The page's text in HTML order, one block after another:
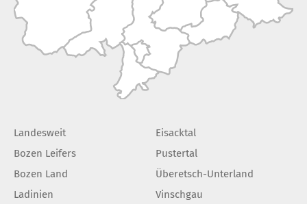
Landesweit
Bozen Leifers
Bozen Land
Ladinien
Eisacktal
Pustertal
Überetsch-Unterland
Vinschgau